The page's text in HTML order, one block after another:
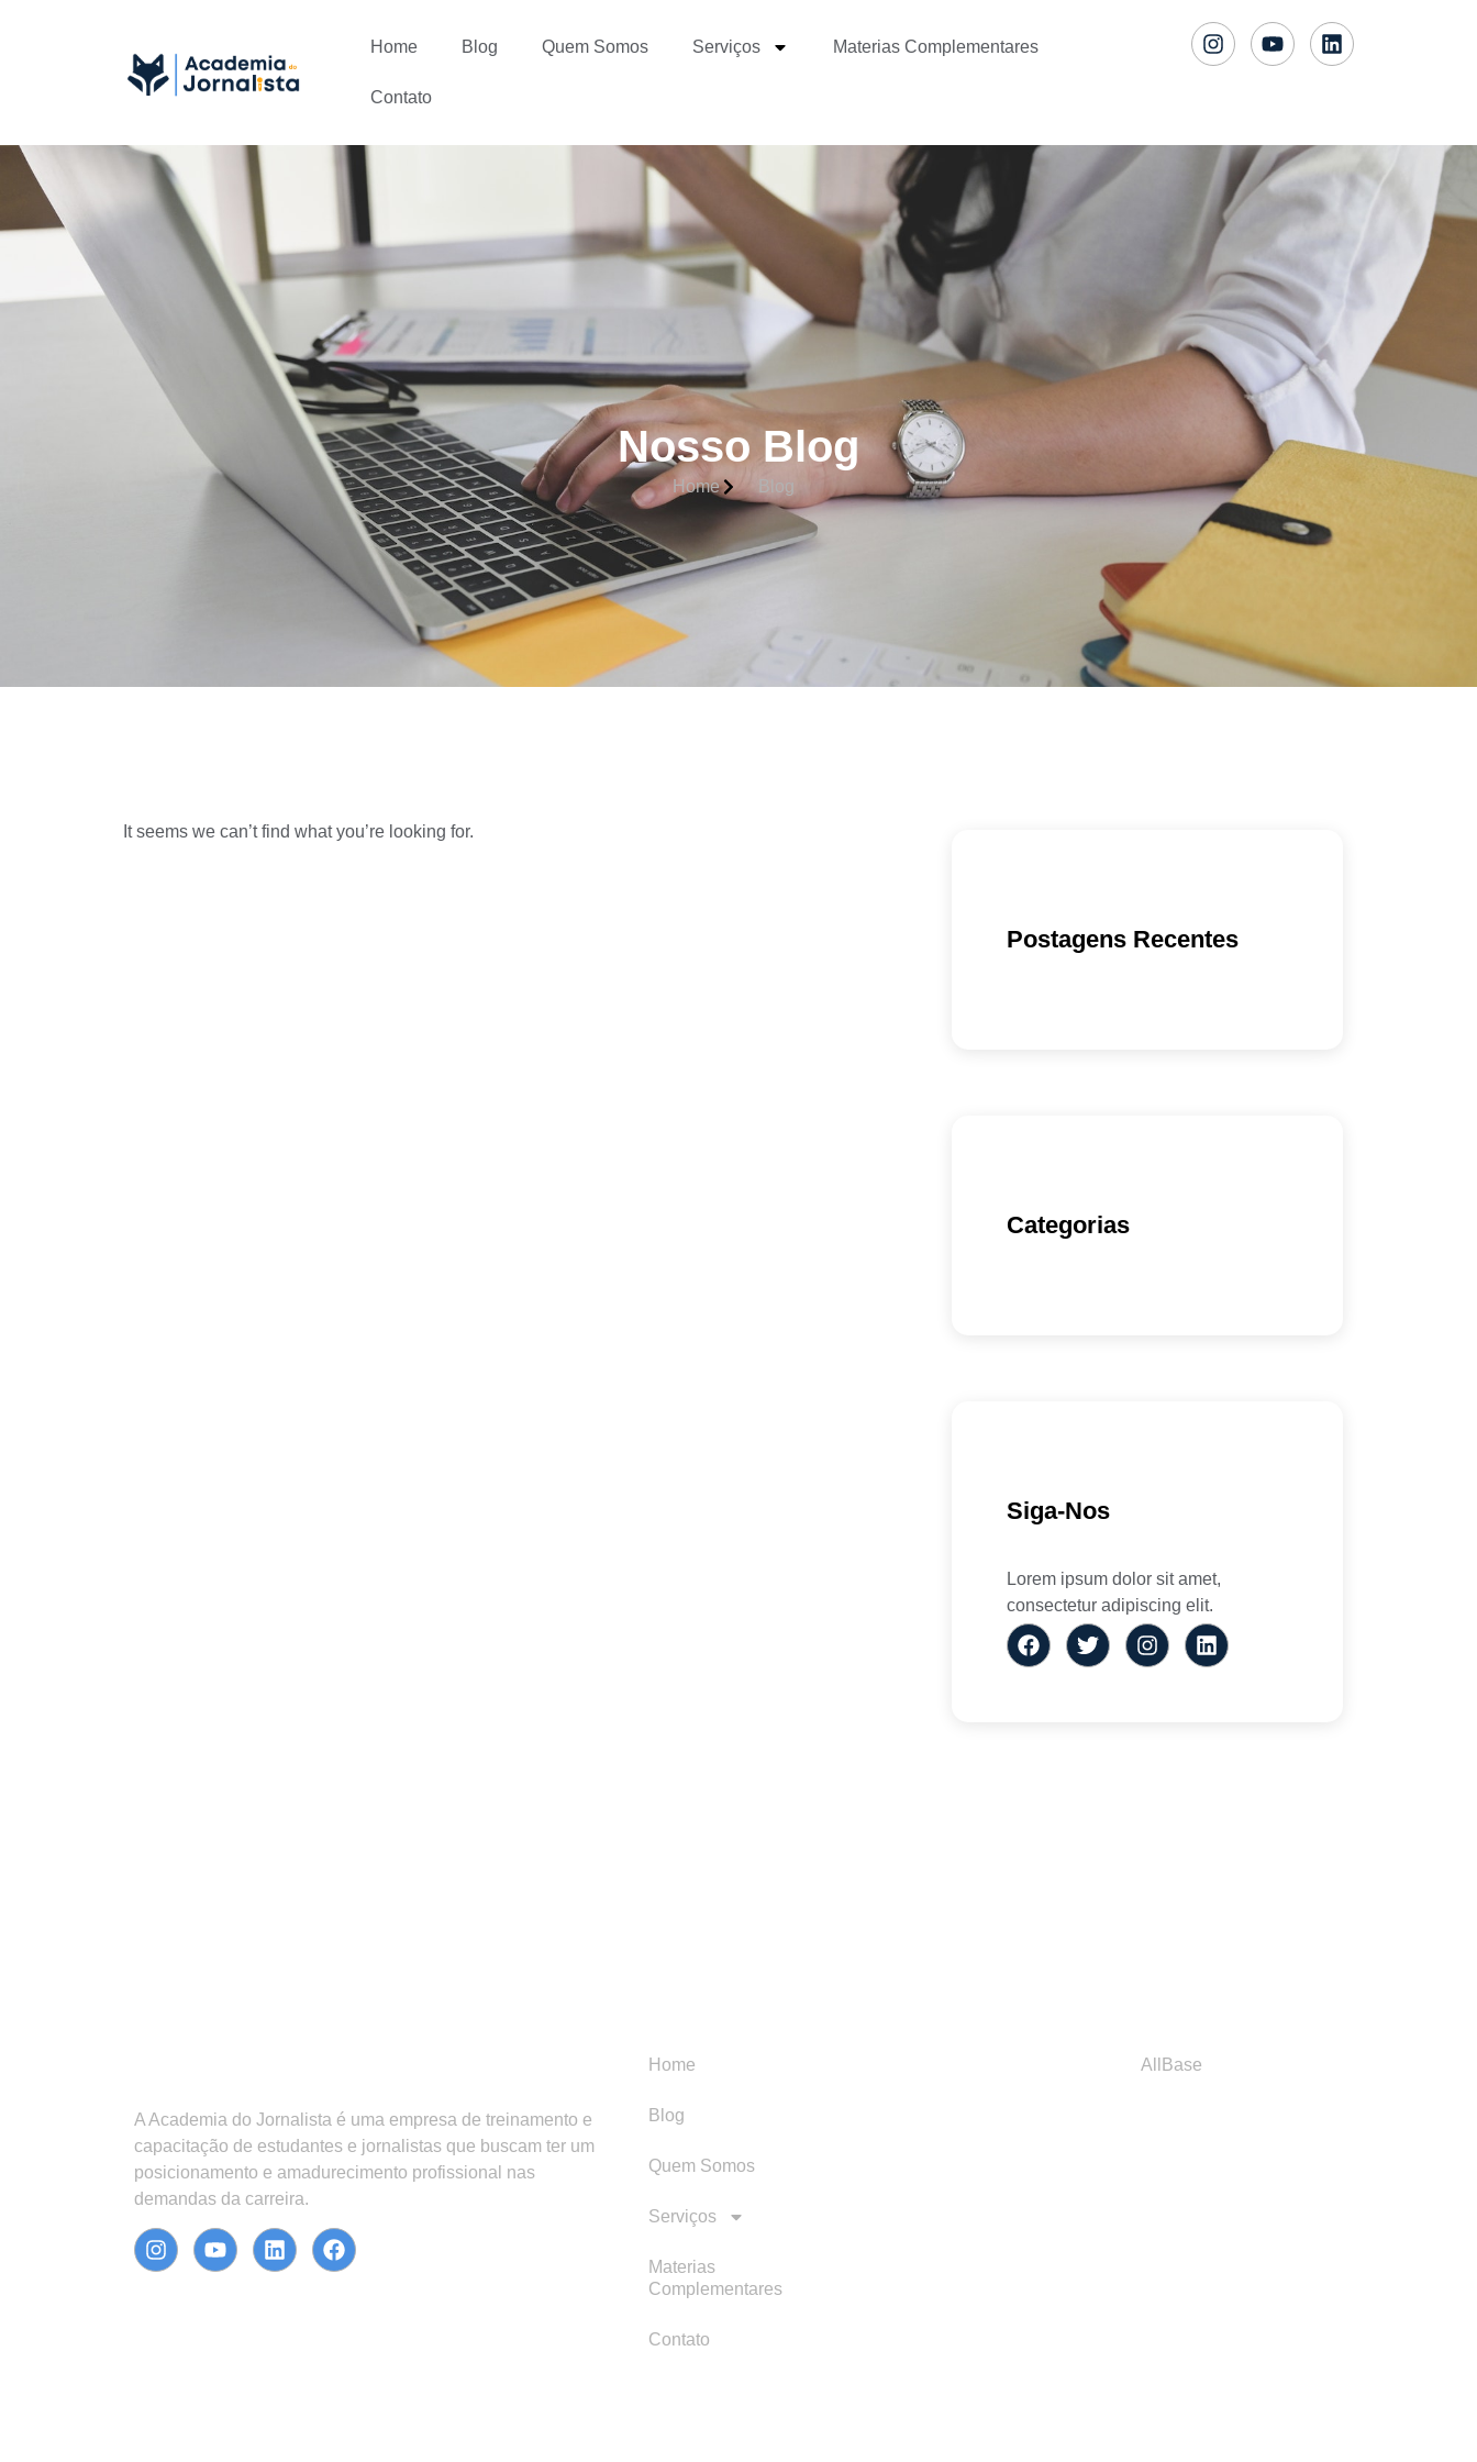
Home Blog Quem Somos Serviços Materias Complementares
Contato
Nosso Blog
Home Blog
It seems we can’t find what you’re looking for.
Postagens Recentes
Categorias
Siga-Nos
Lorem ipsum dolor sit amet,
consectetur adipiscing elit.
A Academia do Jornalista é uma empresa de treinamento e
capacitação de estudantes e jornalistas que buscam ter um
posicionamento e amadurecimento profissional nas
demandas da carreira.
Home
Blog
Quem Somos
Serviços
Materias
Complementares
Contato
AllBase